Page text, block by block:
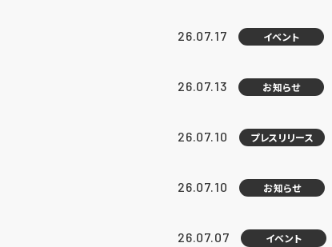
26.07.17 イベント
26.07.13 お知らせ
26.07.10 プレスリリース
26.07.10 お知らせ
26.07.07 イベント